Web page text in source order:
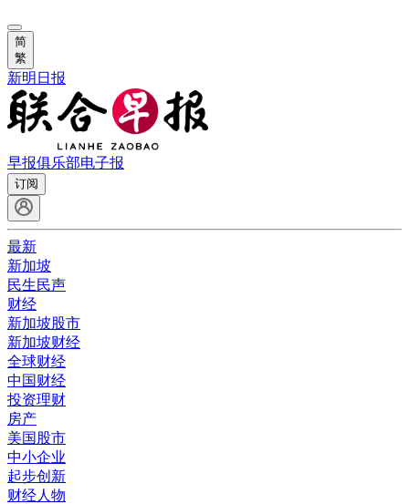
简
繁
新明日报
早报俱乐部电子报
订阅
最新
新加坡
民生民声
财经
新加坡股市
新加坡财经
全球财经
中国财经
投资理财
房产
美国股市
中小企业
起步创新
财经人物